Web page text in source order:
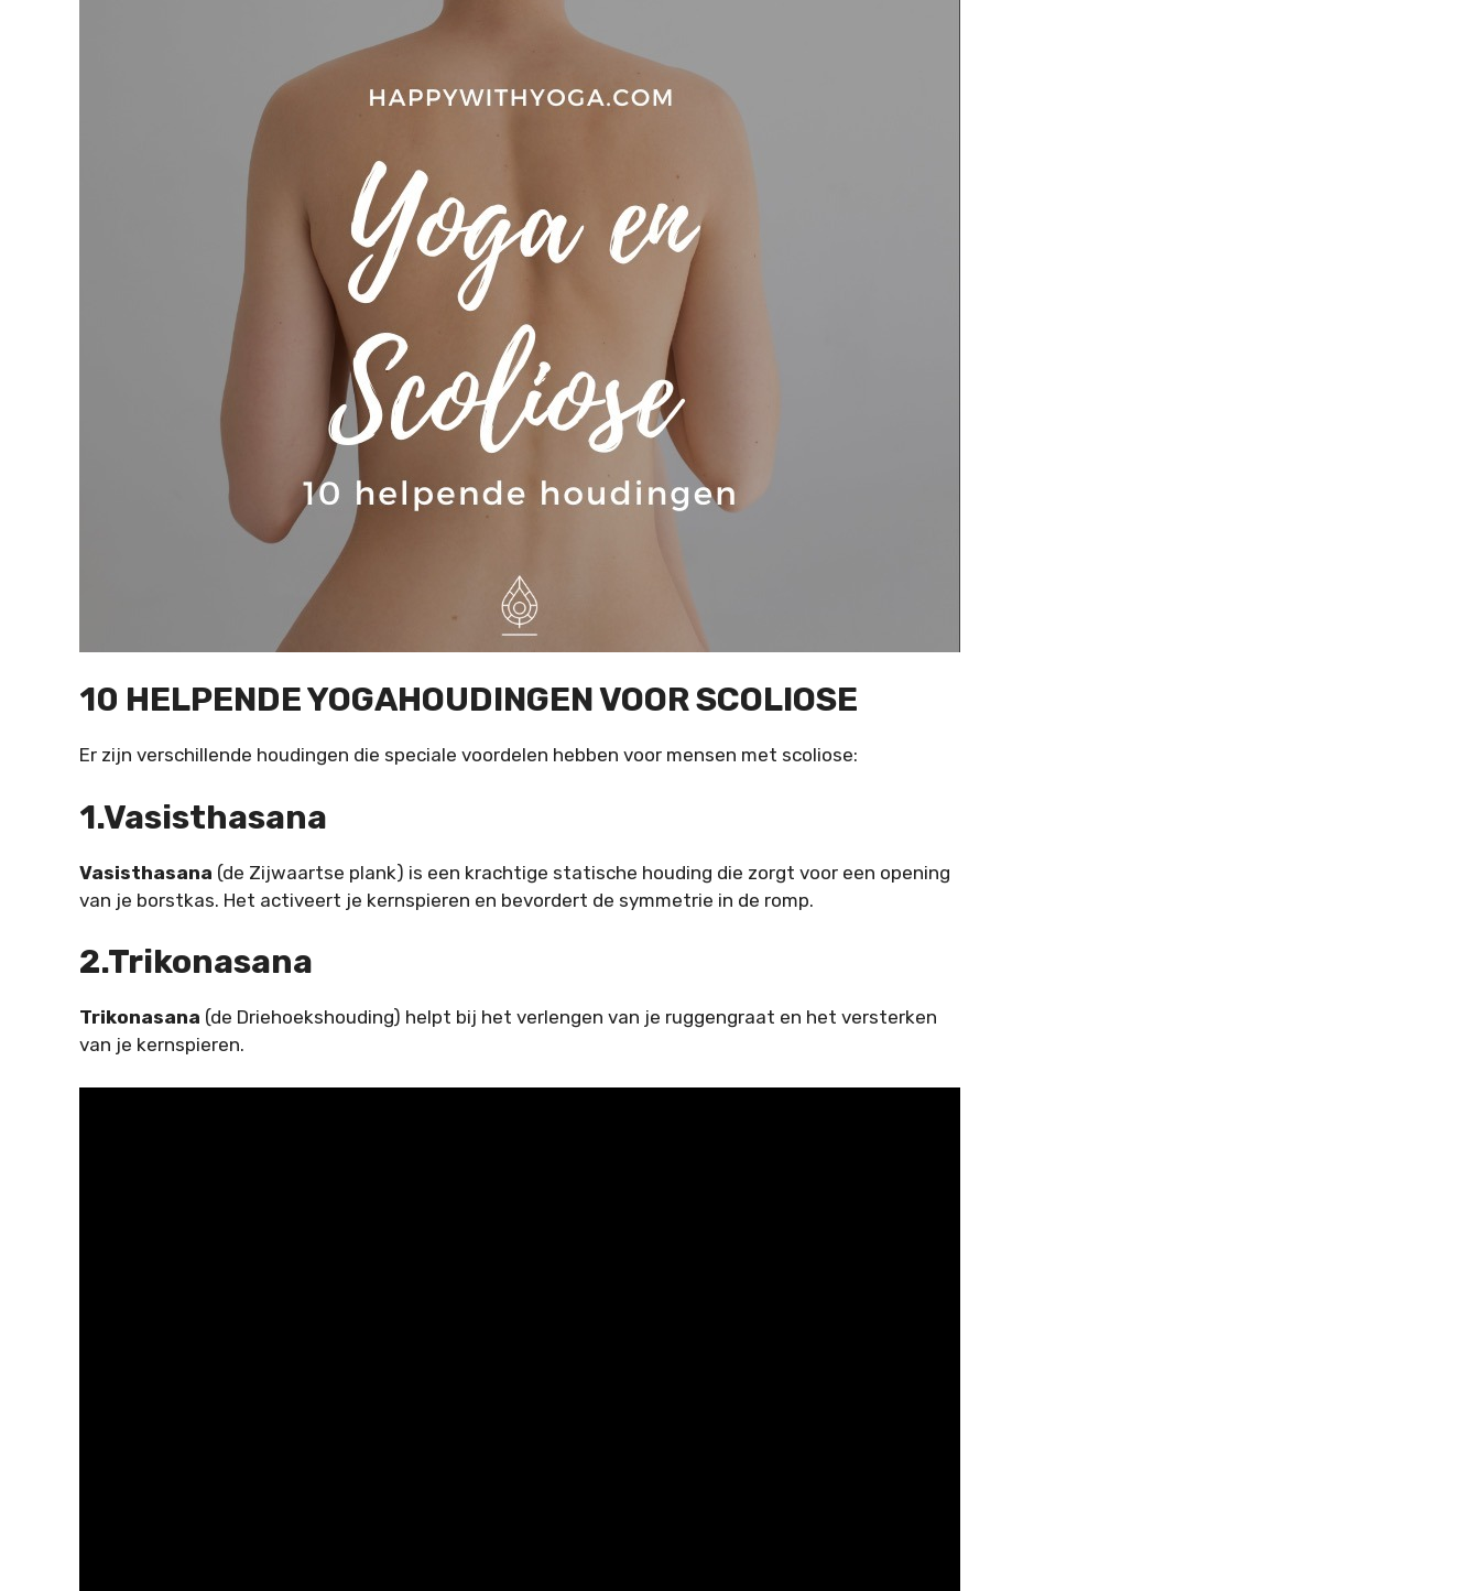
10 HELPENDE YOGAHOUDINGEN VOOR SCOLIOSE
Er zijn verschillende houdingen die speciale voordelen hebben voor mensen met scoliose:
1.Vasisthasana
Vasisthasana (de Zijwaartse plank) is een krachtige statische houding die zorgt voor een opening
van je borstkas. Het activeert je kernspieren en bevordert de symmetrie in de romp.
2.Trikonasana
Trikonasana (de Driehoekshouding) helpt bij het verlengen van je ruggengraat en het versterken
van je kernspieren.